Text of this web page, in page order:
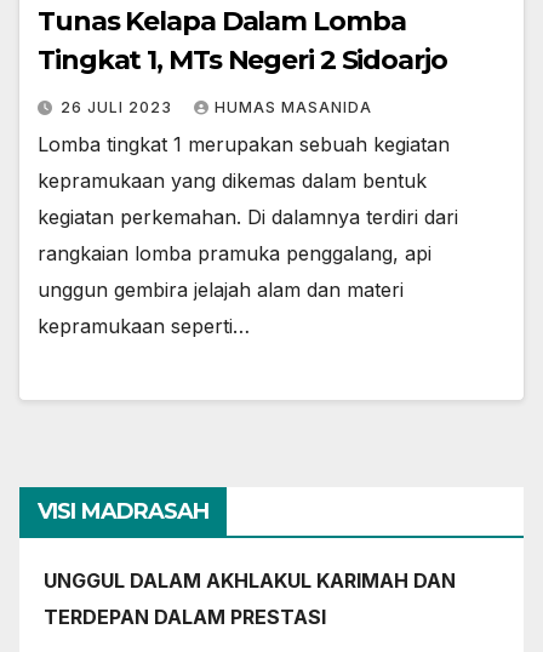
Tunas Kelapa Dalam Lomba
Tingkat 1, MTs Negeri 2 Sidoarjo
26 JULI 2023 HUMAS MASANIDA
Lomba tingkat 1 merupakan sebuah kegiatan
kepramukaan yang dikemas dalam bentuk
kegiatan perkemahan. Di dalamnya terdiri dari
rangkaian lomba pramuka penggalang, api
unggun gembira jelajah alam dan materi
kepramukaan seperti…
VISI MADRASAH
UNGGUL DALAM AKHLAKUL KARIMAH DAN
TERDEPAN DALAM PRESTASI